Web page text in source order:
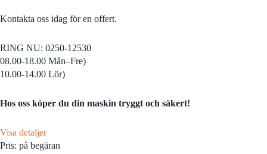
Kontakta oss idag för en offert.
RING NU: 0250-12530
08.00-18.00 Mån–Fre)
10.00-14.00 Lör)
Hos oss köper du din maskin tryggt och säkert!
Visa detaljer
Pris: på begäran